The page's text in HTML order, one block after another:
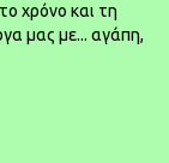
χρόνο και τη
μας με... αγάπη,